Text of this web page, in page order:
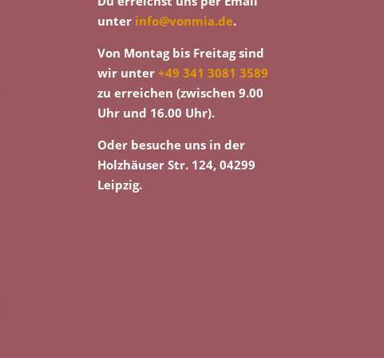
unter info@vonmia.de.
Von Montag bis Freitag sind
wir unter+49 341 3081 3589
zu erreichen (zwischen 9.00
Uhr und 16.00 Uhr).
Oder besuche uns in der
Holzhäuser Str. 124, 04299
Leipzig.